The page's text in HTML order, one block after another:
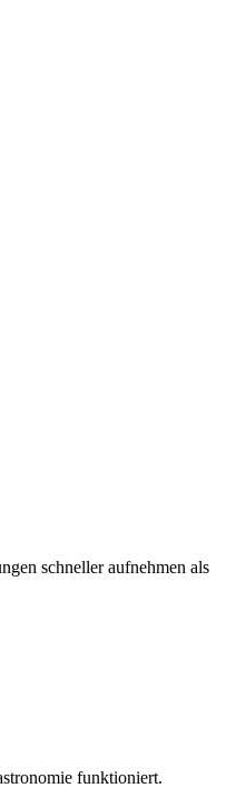
schneller aufnehmen als
funktioniert.